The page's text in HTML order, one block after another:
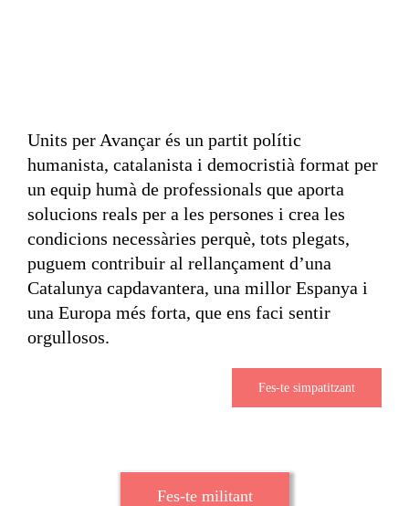
Units per Avançar és un partit polític
humanista, catalanista i democristià format per
un equip humà de professionals que aporta
solucions reals per a les persones i crea les
condicions necessàries perquè, tots plegats,
puguem contribuir al rellançament d’una
Catalunya capdavantera, una millor Espanya i
una Europa més forta, que ens faci sentir
orgullosos.
Fes-te simpatitzant
Fes-te militant